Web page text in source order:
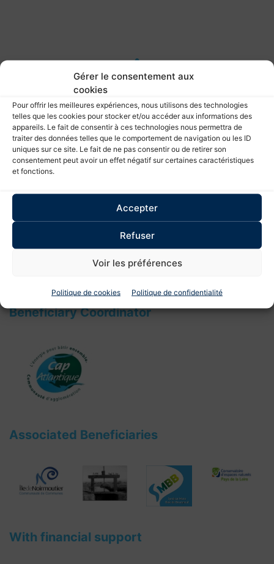
Gérer le consentement aux
cookies
Pour offrir les meilleures expériences, nous utilisons des technologies
telles que les cookies pour stocker et/ou accéder aux informations des
appareils. Le fait de consentir à ces technologies nous permettra de
traiter des données telles que le comportement de navigation ou les ID
uniques sur ce site. Le fait de ne pas consentir ou de retirer son
consentement peut avoir un effet négatif sur certaines caractéristiques
et fonctions.
Accepter
Refuser
Voir les préférences
Politique de cookies Politique de confidentialité
←
Beneficiary Coordinator
Associated Beneficiaries
With financial support